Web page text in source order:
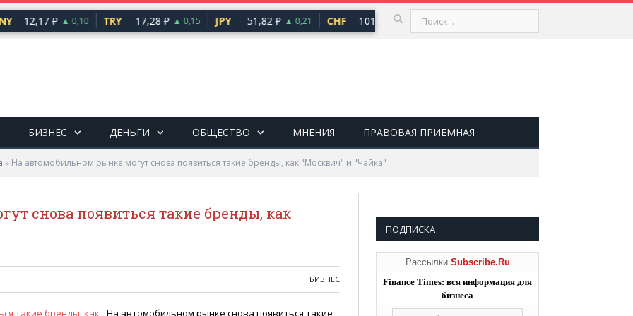
12,17 ₽ ▲ 0,10 TRY 17,28 ₽ ▲ 0,15 JPY 51,82 ₽ ▲ 0,21 CHF 101,30 ₽ ▲ 0,64 USD
БИЗНЕС ДЕНЬГИ ОБЩЕСТВО МНЕНИЯ ПРАВОВАЯ ПРИЕМНАЯ
» На автомобильном рынке могут снова появиться такие бренды, как "Москвич" и "Чайка"
снова появиться такие бренды, как
БИЗНЕС
На автомобильном рынке снова появиться такие
ПОДПИСКА
Рассылки Subscribe.Ru
Finance Times: вся информация для
бизнеса